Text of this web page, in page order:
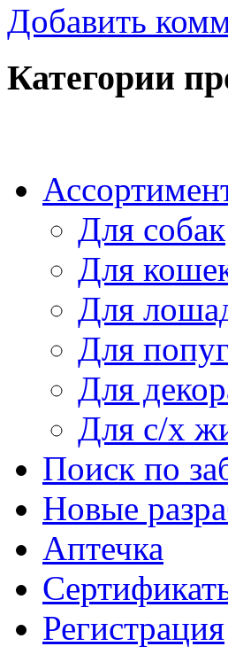
Добавить
Категории
Для собак
Для
Для
Для
Для
Для c/х
Поиск по
Новые
Аптечка
Регистрация